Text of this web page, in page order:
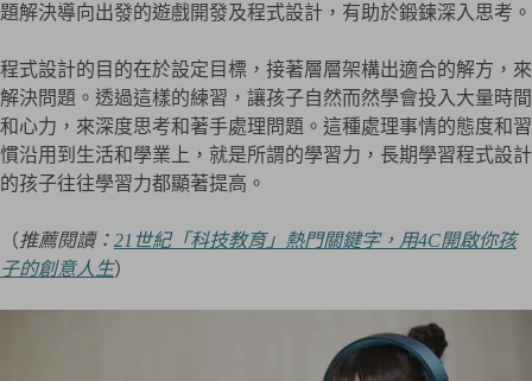
題解決導向出發的遊戲開發及程式設計，有助於鍛鍊深入思考。
程式設計的目的在於設定目標，接著層層架構出適合的解方，來
解決問題。透過這樣的練習，讓孩子自然而然學會投入大量時間
和心力，來深度思考和著手處理問題。這種處理事情的態度和習
慣沿用到生活和學業上，就是所謂的學習力，長期學習程式設計
的孩子往往學習力都顯著提高。
（推薦閱讀： 21世紀「科技教育」熱門關鍵字，用4C開啟你孩
子的創意人生）